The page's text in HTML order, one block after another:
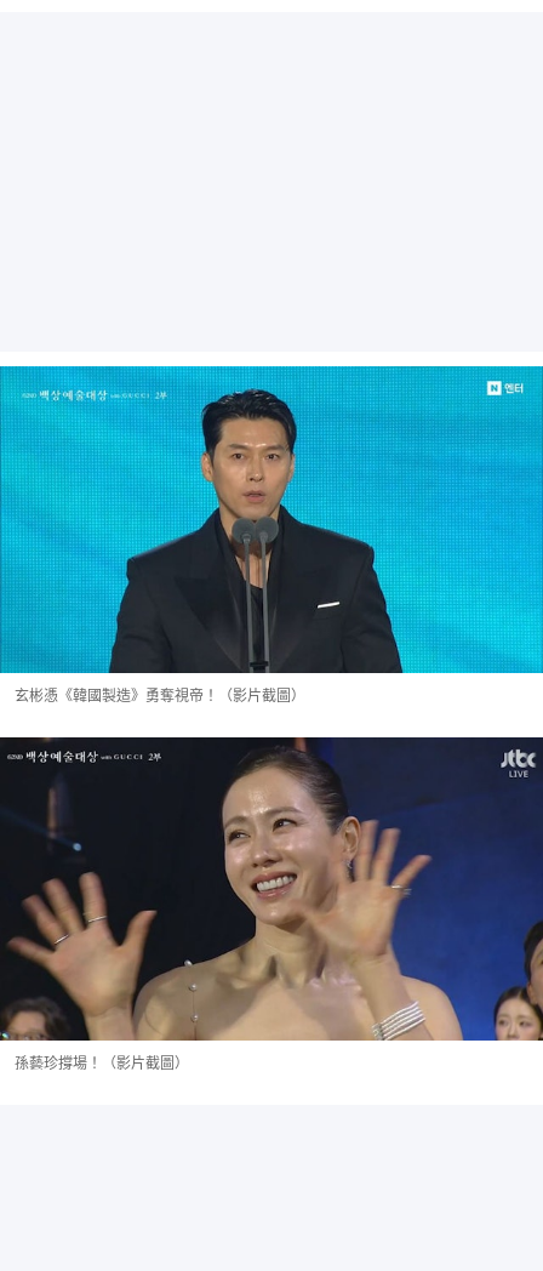
玄彬憑《韓國製造》勇奪視帝！（影片截圖）
孫藝珍撐場！（影片截圖）